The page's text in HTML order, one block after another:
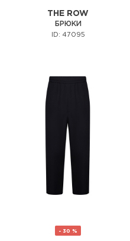
THE ROW
БРЮКИ
ID: 47095
- 30 %